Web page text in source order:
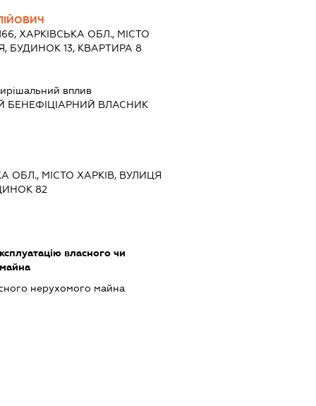
ХАРКІВСЬКА ОБЛ., МІСТО
БУДИНОК 13, КВАРТИРА 8
вплив
БЕНЕФІЦІАРНИЙ ВЛАСНИК
ОБЛ., МІСТО ХАРКІВ, ВУЛИЦЯ
82
власного чи
нерухомого майна